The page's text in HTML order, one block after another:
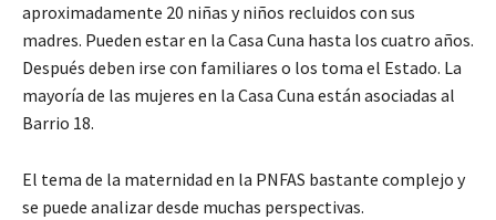
aproximadamente 20 niñas y niños recluidos con sus
madres. Pueden estar en la Casa Cuna hasta los cuatro años.
Después deben irse con familiares o los toma el Estado. La
mayoría de las mujeres en la Casa Cuna están asociadas al
Barrio 18.
El tema de la maternidad en la PNFAS bastante complejo y
se puede analizar desde muchas perspectivas.